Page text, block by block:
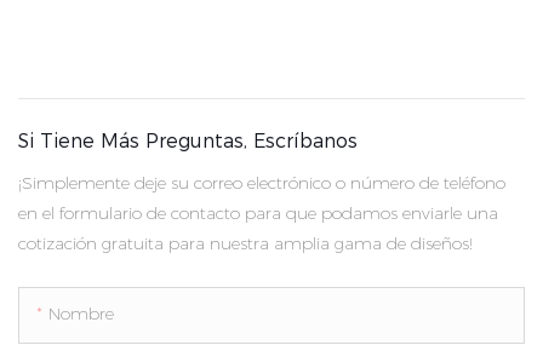
Si Tiene Más Preguntas, Escríbanos
¡Simplemente deje su correo electrónico o número de teléfono
en el formulario de contacto para que podamos enviarle una
cotización gratuita para nuestra amplia gama de diseños!
Nombre